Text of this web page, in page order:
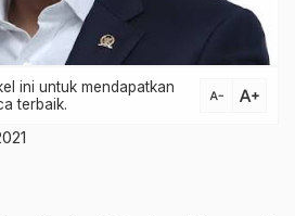
ini untuk mendapatkan
terbaik.
text_decrease text_increase